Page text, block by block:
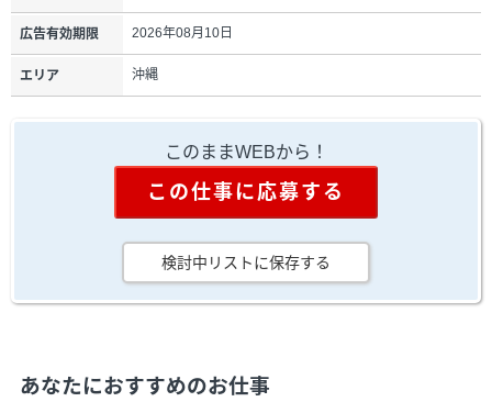
広告有効期限 2026年08月10日
エリア 沖縄
このままWEBから！
この仕事に応募する
検討中リストに保存する
あなたにおすすめのお仕事